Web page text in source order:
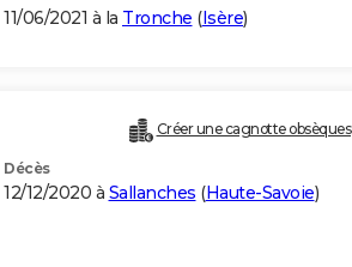
11/06/2021 à la Tronche (Isère)
Créer une cagnotte obsèques
Décès
12/12/2020 à Sallanches (Haute-Savoie)